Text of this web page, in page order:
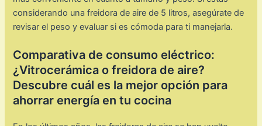
considerando una freidora de aire de 5 litros, asegúrate de
revisar el peso y evaluar si es cómoda para ti manejarla.
Comparativa de consumo eléctrico:
¿Vitrocerámica o freidora de aire?
Descubre cuál es la mejor opción para
ahorrar energía en tu cocina